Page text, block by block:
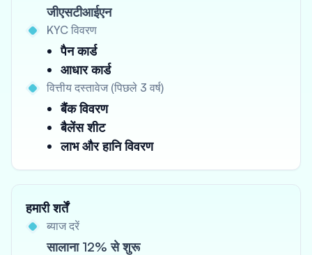
जीएसटीआईएन
KYC विवरण
पैन कार्ड
आधार कार्ड
वित्तीय दस्तावेज (पिछले 3 वर्ष)
बैंक विवरण
बैलेंस शीट
लाभ और हानि विवरण
हमारी शर्तें
ब्याज दरें
सालाना 12% से शुरू